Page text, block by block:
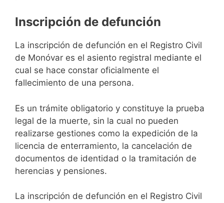
Inscripción de defunción
La inscripción de defunción en el Registro Civil
de Monóvar es el asiento registral mediante el
cual se hace constar oficialmente el
fallecimiento de una persona.
Es un trámite obligatorio y constituye la prueba
legal de la muerte, sin la cual no pueden
realizarse gestiones como la expedición de la
licencia de enterramiento, la cancelación de
documentos de identidad o la tramitación de
herencias y pensiones.
La inscripción de defunción en el Registro Civil